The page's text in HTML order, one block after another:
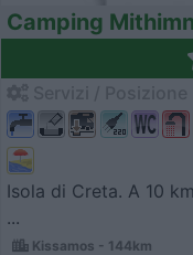
Camping
Isola di Creta. A 10
...
Kissamos - 144km